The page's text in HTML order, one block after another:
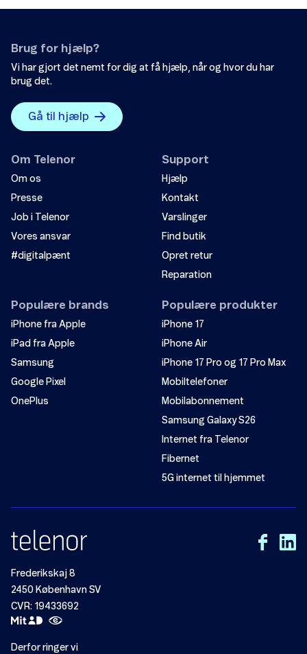
Brug for hjælp?
Vi har gjort det nemt for dig at få hjælp, når og hvor du har
brug det.
Gå til hjælp
Om Telenor
Om os
Presse
Job i Telenor
Vores ansvar
#digitalpænt
Support
Hjælp
Kontakt
Varslinger
Find butik
Opret retur
Reparation
Populære brands
iPhone fra Apple
iPad fra Apple
Samsung
Google Pixel
OnePlus
Populære produkter
iPhone 17
iPhone Air
iPhone 17 Pro og 17 Pro Max
Mobiltelefoner
Mobilabonnement
Samsung Galaxy S26
Internet fra Telenor
Fibernet
5G internet til hjemmet
Frederikskaj 8
2450 København SV
CVR: 19433692
Derfor ringer vi